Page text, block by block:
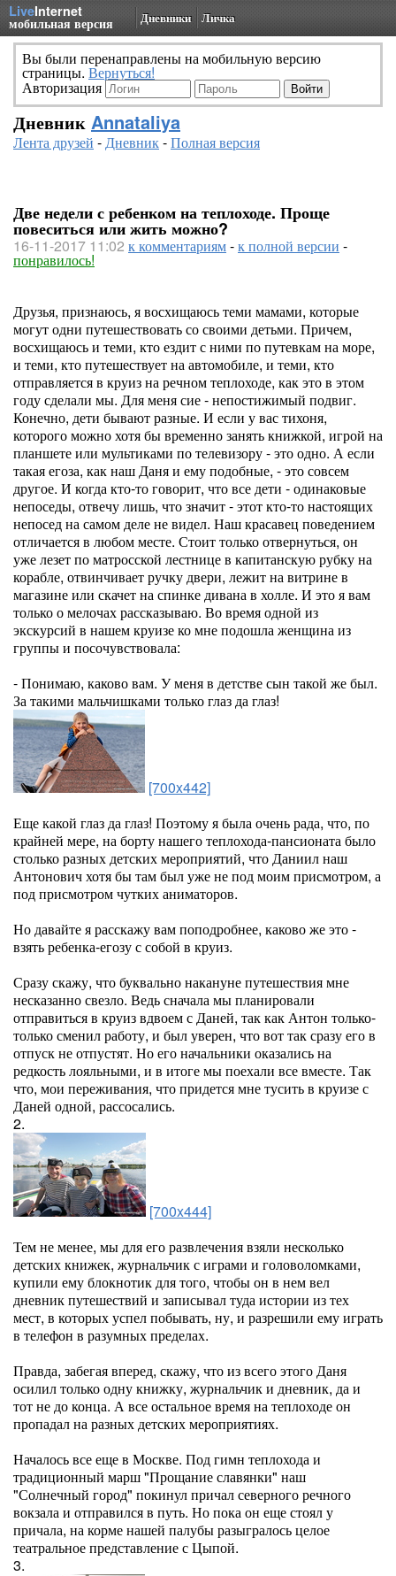
LiveInternet
мобильная версия Дневники Личка
Вы были перенаправлены на мобильную версию
страницы. Вернуться!
Авторизация
Дневник Annataliya
Лента друзей -Дневник-Полная версия
Две недели с ребенком на теплоходе. Проще
повеситься или жить можно?
16-11-2017 11:02 к комментариям-к полной версии -
понравилось!
Друзья, признаюсь, я восхищаюсь теми мамами, которые
могут одни путешествовать со своими детьми. Причем,
восхищаюсь и теми, кто ездит с ними по путевкам на море,
и теми, кто путешествует на автомобиле, и теми, кто
отправляется в круиз на речном теплоходе, как это в этом
году сделали мы. Для меня сие - непостижимый подвиг.
Конечно, дети бывают разные. И если у вас тихоня,
которого можно хотя бы временно занять книжкой, игрой на
планшете или мультиками по телевизору - это одно. А если
такая егоза, как наш Даня и ему подобные, - это совсем
другое. И когда кто-то говорит, что все дети - одинаковые
непоседы, отвечу лишь, что значит - этот кто-то настоящих
непосед на самом деле не видел. Наш красавец поведением
отличается в любом месте. Стоит только отвернуться, он
уже лезет по матросской лестнице в капитанскую рубку на
корабле, отвинчивает ручку двери, лежит на витрине в
магазине или скачет на спинке дивана в холле. И это я вам
только о мелочах рассказываю. Во время одной из
экскурсий в нашем круизе ко мне подошла женщина из
группы и посочувствовала:
- Понимаю, каково вам. У меня в детстве сын такой же был.
За такими мальчишками только глаз да глаз!
[700x442]
Еще какой глаз да глаз! Поэтому я была очень рада, что, по
крайней мере, на борту нашего теплохода-пансионата было
столько разных детских мероприятий, что Даниил наш
Антонович хотя бы там был уже не под моим присмотром, а
под присмотром чутких аниматоров.
Но давайте я расскажу вам поподробнее, каково же это -
взять ребенка-егозу с собой в круиз.
Сразу скажу, что буквально накануне путешествия мне
несказанно свезло. Ведь сначала мы планировали
отправиться в круиз вдвоем с Даней, так как Антон только-
только сменил работу, и был уверен, что вот так сразу его в
отпуск не отпустят. Но его начальники оказались на
редкость лояльными, и в итоге мы поехали все вместе. Так
что, мои переживания, что придется мне тусить в круизе с
Даней одной, рассосались.
2.
[700x444]
Тем не менее, мы для его развлечения взяли несколько
детских книжек, журнальчик с играми и головоломками,
купили ему блокнотик для того, чтобы он в нем вел
дневник путешествий и записывал туда истории из тех
мест, в которых успел побывать, ну, и разрешили ему играть
в телефон в разумных пределах.
Правда, забегая вперед, скажу, что из всего этого Даня
осилил только одну книжку, журнальчик и дневник, да и
тот не до конца. А все остальное время на теплоходе он
пропадал на разных детских мероприятиях.
Началось все еще в Москве. Под гимн теплохода и
традиционный марш "Прощание славянки" наш
"Солнечный город" покинул причал северного речного
вокзала и отправился в путь. Но пока он еще стоял у
причала, на корме нашей палубы разыгралось целое
театральное представление с Цыпой.
3.